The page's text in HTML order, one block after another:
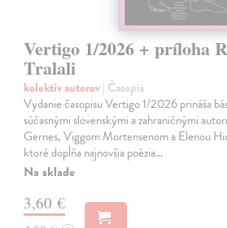
Vertigo 1/2026 + príloha
Tralali
kolektív autorov| Časopis
Vydanie časopisu Vertigo 1/2026 prináša
súčasnými slovenskými a zahraničnými
Gernes, Viggom Mortensenom a Elenou
ktoré dopĺňa najnovšia poézia…
Na sklade
3,60 €